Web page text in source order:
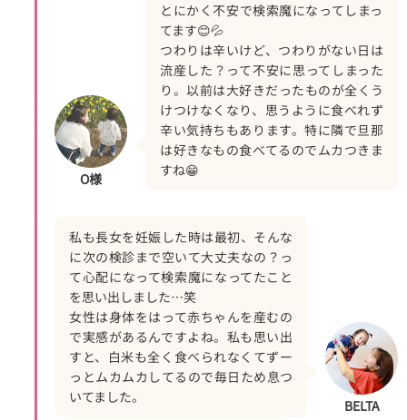
O様
とにかく不安で検索魔になってしまっ
てます😊💦
つわりは辛いけど、つわりがない日は
流産した？って不安に思ってしまった
り。以前は大好きだったものが全くう
けつけなくなり、思うように食べれず
辛い気持ちもあります。特に隣で旦那
は好きなもの食べてるのでムカつきま
すね😁
BELTA
私も長女を妊娠した時は最初、そんな
に次の検診まで空いて大丈夫なの？っ
て心配になって検索魔になってたこと
を思い出しました…笑
女性は身体をはって赤ちゃんを産むの
で実感があるんですよね。私も思い出
すと、白米も全く食べられなくてずー
っとムカムカしてるので毎日ため息つ
いてました。